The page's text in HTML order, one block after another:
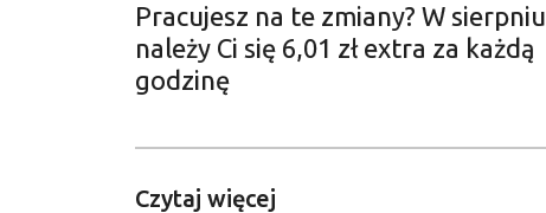
Pracujesz na te zmiany? W sierpniu
należy Ci się 6,01 zł extra za każdą
godzinę
Czytaj więcej